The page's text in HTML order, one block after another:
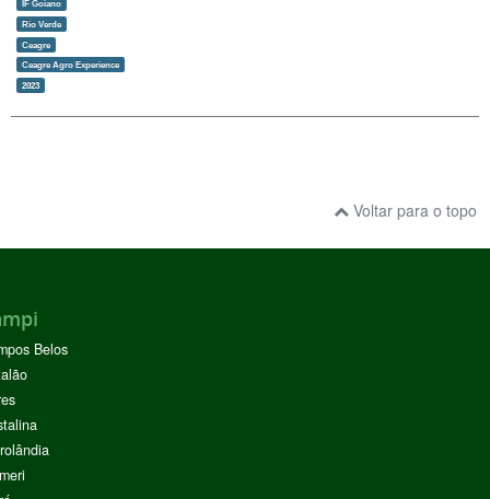
IF Goiano
Rio Verde
Ceagre
Ceagre Agro Experience
2023
Voltar para o topo
Belos